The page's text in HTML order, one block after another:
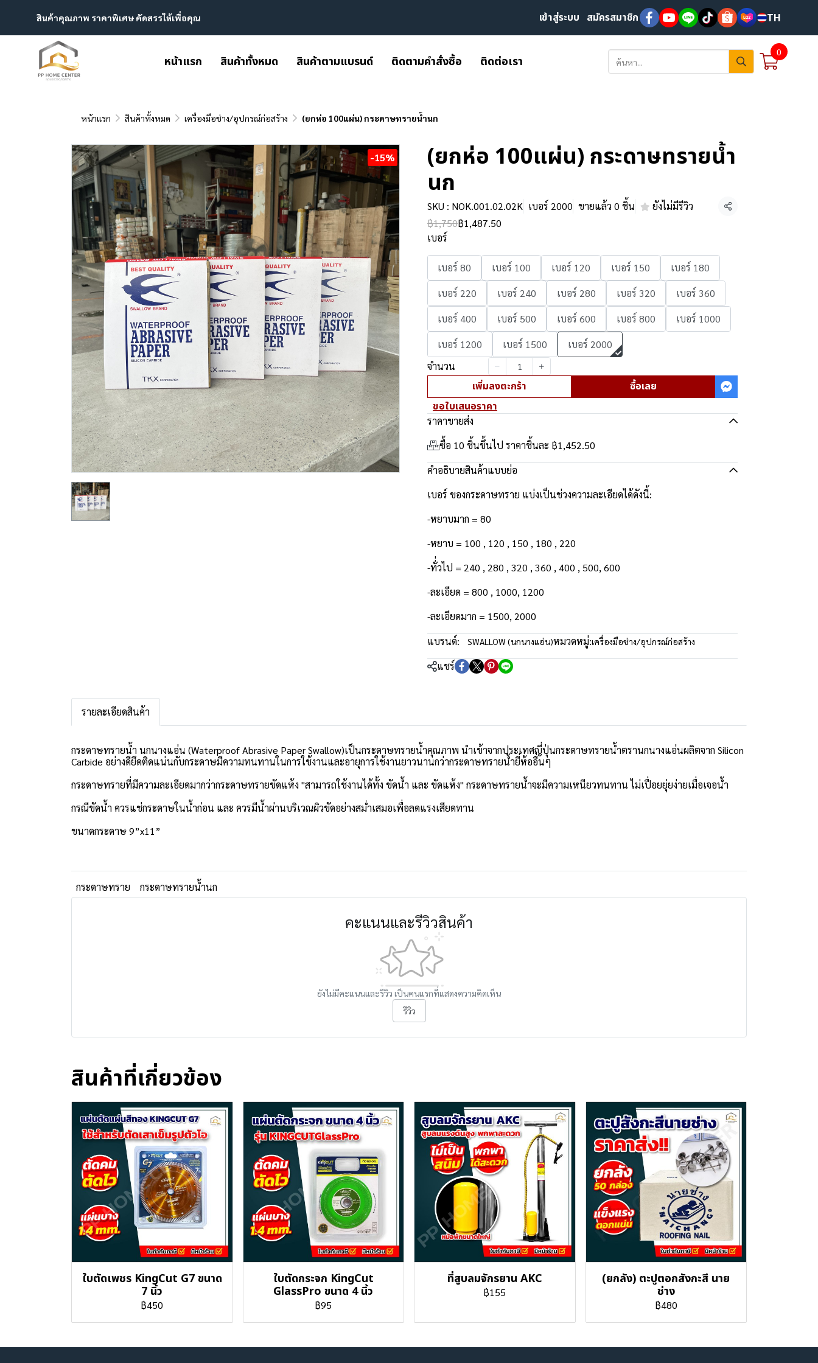
สินค้าคุณภาพ ราคาพิเศษ คัดสรรให้เพื่อคุณ เข้าสู่ระบบ สมัครสมาชิก TH
หน้าแรก สินค้าทั้งหมด สินค้าตามแบรนด์ ติดตามคำสั่งซื้อ ติดต่อเรา
0
หน้าแรก สินค้าทั้งหมด เครื่องมือช่าง/อุปกรณ์ก่อสร้าง (ยกห่อ 100แผ่น) กระดาษทรายน้ำนก
-15% (ยกห่อ 100แผ่น) กระดาษทรายน้ำ
นก
SKU : NOK.001.02.02K เบอร์ 2000 ขายแล้ว 0 ชิ้น ยังไม่มีรีวิว แชร์
฿1,750฿1,487.50
เบอร์
เบอร์ 80 เบอร์ 100 เบอร์ 120 เบอร์ 150
เบอร์ 180
เบอร์ 220
เบอร์ 240 เบอร์ 280 เบอร์ 320
เบอร์ 360
เบอร์ 400
เบอร์ 500 เบอร์ 600 เบอร์ 800
เบอร์ 1000
เบอร์ 1200
เบอร์ 1500
เบอร์ 2000
จำนวน
เพิ่มลงตะกร้า
ซื้อเลย
ขอใบเสนอราคา
ราคาขายส่ง
ซื้อ 10 ชิ้นขึ้นไป ราคาชิ้นละ ฿1,452.50
คำอธิบายสินค้าแบบย่อ
เบอร์ ของกระดาษทราย แบ่งเป็นช่วงความละเอียดได้ดังนี้:
-หยาบมาก = 80
-หยาบ = 100 , 120 , 150 , 180 , 220
-ทั่่วไป = 240 , 280 , 320 , 360 , 400 , 500, 600
-ละเอียด = 800 , 1000, 1200
-ละเอียดมาก = 1500, 2000
แบรนด์:
SWALLOW (นกนางแอ่น)หมวดหมู่:เครื่องมือช่าง/อุปกรณ์ก่อสร้าง
แชร์
รายละเอียดสินค้า
กระดาษทรายน้ำ นกนางแอ่น (Waterproof Abrasive Paper Swallow)เป็นกระดาษทรายน้ำคุณภาพ นำเข้าจากประเทศญี่ปุ่นกระดาษทรายน้ำตรานกนางแอ่นผลิตจาก Silicon
Carbide อย่างดียึดติดแน่นกับกระดาษมีความทนทานในการใช้งานและอายุการใช้งานยาวนานกว่ากระดาษทรายน้ำยี่ห้ออื่นๆ
กระดาษทรายที่มีความละเอียดมากว่ากระดาษทรายขัดแห้ง "สามารถใช้งานได้ทั้ง ขัดน้ำ และ ขัดแห้ง" กระดาษทรายน้ำจะมีความเหนียวทนทาน ไม่เปื่อยยุ่ยง่ายเมื่อเจอน้ำ
กรณีขัดนํ้า ควรแช่กระดาษในนํ้าก่อน และ ควรมีนํ้าผ่านบริเวณผิวขัดอย่างสมํ่าเสมอเพื่อลดแรงเสียดทาน
ขนาดกระดาษ 9”x11”
กระดาษทราย กระดาษทรายน้ำนก
คะแนนและรีวิวสินค้า
ยังไม่มีคะแนนและรีวิว เป็นคนแรกที่แสดงความคิดเห็น
รีวิว
สินค้าที่เกี่ยวข้อง
ใบตัดเพชร KingCut G7 ขนาด
7 นิ้ว
฿450
ใบตัดกระจก KingCut
GlassPro ขนาด 4 นิ้ว
฿95
ที่สูบลมจักรยาน AKC
฿155
(ยกลัง) ตะปูตอกสังกะสี นาย
ช่าง
฿480